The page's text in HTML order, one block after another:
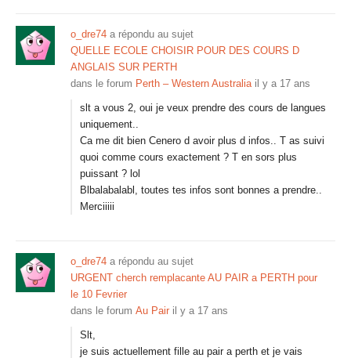
o_dre74 a répondu au sujet
QUELLE ECOLE CHOISIR POUR DES COURS D
ANGLAIS SUR PERTH
dans le forum Perth – Western Australia il y a 17 ans
slt a vous 2, oui je veux prendre des cours de langues
uniquement..
Ca me dit bien Cenero d avoir plus d infos.. T as suivi
quoi comme cours exactement ? T en sors plus
puissant ? lol
Blbalabalabl, toutes tes infos sont bonnes a prendre..
Merciiiii
o_dre74 a répondu au sujet
URGENT cherch remplacante AU PAIR a PERTH pour
le 10 Fevrier
dans le forum Au Pair il y a 17 ans
Slt,
je suis actuellement fille au pair a perth et je vais